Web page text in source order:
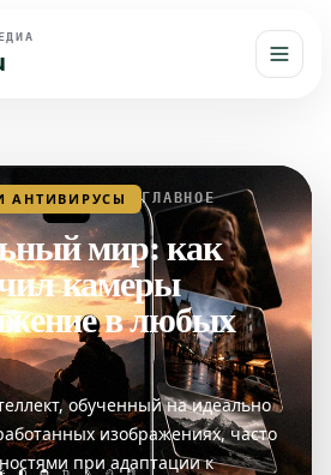
АНТИВИРУСЫ ГЛАВНОЕ
мир: как
камеры
в любых
обученный на идеально
изображениях, часто
при адаптации к